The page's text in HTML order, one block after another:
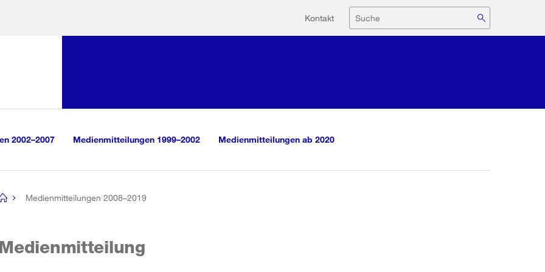
Hilfsnavigation
Kontakt Suche
2002–2007 Medienmitteilungen 1999–2002 Medienmitteilungen ab 2020
Medienmitteilungen 2008–2019